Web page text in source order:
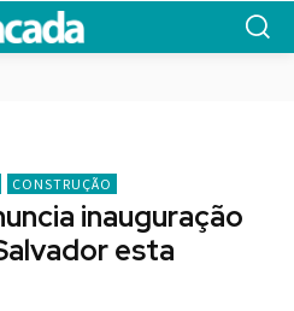
CONSTRUÇÃO
inauguração
esta